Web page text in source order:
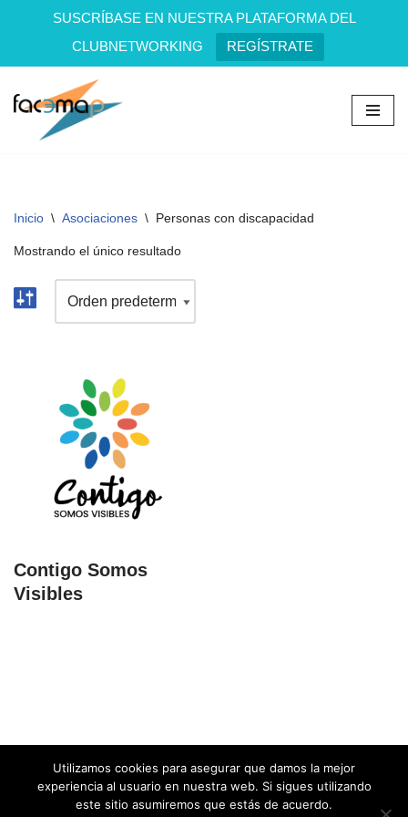
SUSCRÍBASE EN NUESTRA PLATAFORMA DEL
CLUBNETWORKING
REGÍSTRATE
Saltar
Inicio \ Asociaciones \ Personas con discapacidad
Mostrando el único resultado
Contigo Somos
Visibles
Utilizamos cookies para asegurar que damos la mejor
experiencia al usuario en nuestra web. Si sigues utilizando
este sitio asumiremos que estás de acuerdo.